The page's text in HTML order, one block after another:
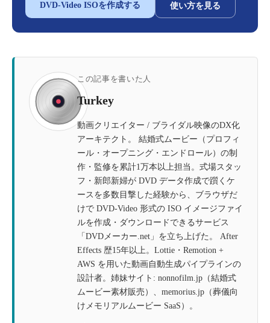
DVD-Video ISOを作成する 使い方を見る
この記事を書いた人
Turkey
動画クリエイター / ブライダル映像のDX化
アーキテクト。 結婚式ムービー（プロフィ
ール・オープニング・エンドロール）の制
作・監修を累計1万本以上担当。式場スタッ
フ・新郎新婦が DVD データ作成で躓くケ
ースを多数目撃した経験から、ブラウザだ
けで DVD-Video 形式の ISO イメージファイ
ルを作成・ダウンロードできるサービス
「DVDメーカー.net」を立ち上げた。 After
Effects 歴15年以上。Lottie・Remotion +
AWS を用いた動画自動生成パイプラインの
設計者。姉妹サイト: nonnofilm.jp（結婚式
ムービー素材販売）、memorius.jp（葬儀向
けメモリアルムービー SaaS）。